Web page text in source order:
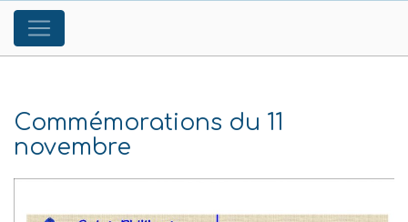
Commémorations du 11
novembre